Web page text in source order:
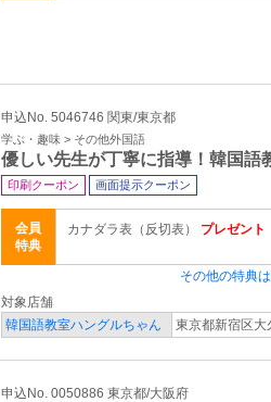
申込No. 5046746 関東/東京都
学ぶ・趣味 > その他外国語
優しい先生が丁寧に指導！韓国語
印刷クーポン 画面提示クーポン
会員
特典
カナダラ表（反切表） プレゼント
その他の特典
対象店舗
韓国語教室ハングルちゃん
東京都新宿区
申込No. 0050886 東京都/大阪府